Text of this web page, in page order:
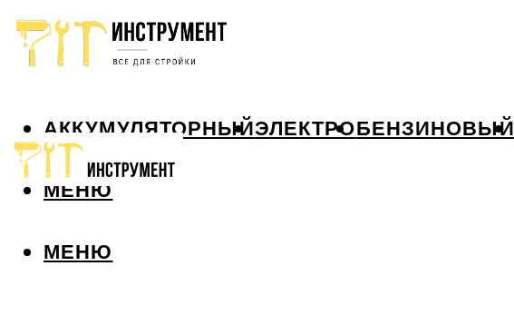
АККУМУЛЯТОРНЫЙЭЛЕКТРОБЕНЗИНОВЫЙ
МЕНЮ
МЕНЮ